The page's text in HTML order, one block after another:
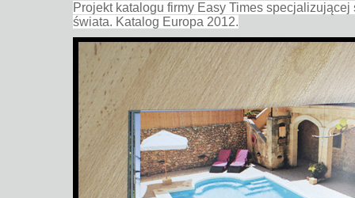
Projekt katalogu firmy Easy Times
świata. Katalog Europa 2012.